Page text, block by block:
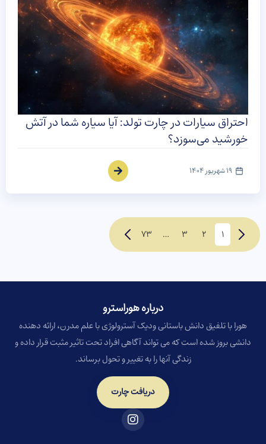
احتراق سیارات در چارت تولد: آیا سیاره شما در آتش
خورشید می‌سوزد؟
19 شهریور 1404
1
2
3
…
73
درباره هوراسترو​
هورا با تلفیق دانش باستانی ودیک آسترولوژی با علم مدرن، ارائه دهنده
دانشی بروز شده است که می تواند آگاهی افراد تحت تاثیر مثبت قرار داده و
زندگی آنها را به تغییر و تحول برساند.
دریافت چارت